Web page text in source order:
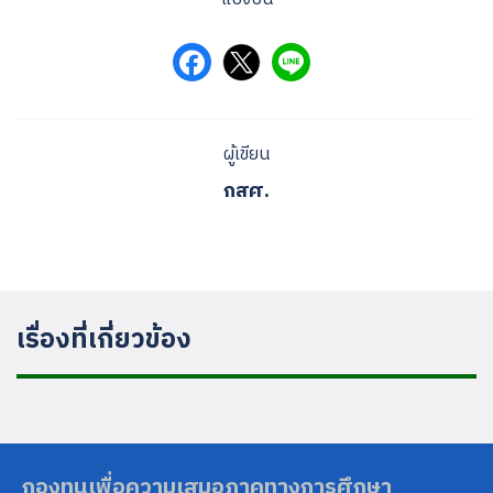
ผู้เขียน
กสศ.
เรื่องที่เกี่ยวข้อง